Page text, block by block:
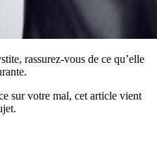
rassurez-vous de ce qu’elle
sur votre mal, cet article vient